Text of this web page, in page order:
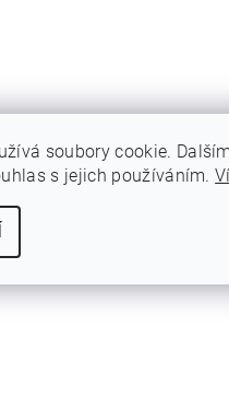
soubory cookie.
s jejich používáním.